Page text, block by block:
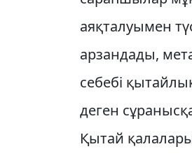
аяқталуымен
арзандады,
себебі
деген
Қытай